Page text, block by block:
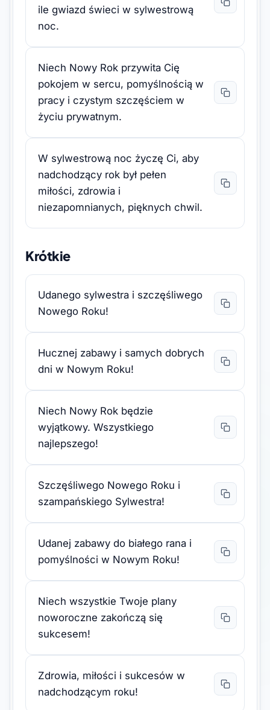
ile gwiazd świeci w sylwestrową
noc.
Niech Nowy Rok przywita Cię
pokojem w sercu, pomyślnością w
pracy i czystym szczęściem w
życiu prywatnym.
W sylwestrową noc życzę Ci, aby
nadchodzący rok był pełen
miłości, zdrowia i
niezapomnianych, pięknych chwil.
Krótkie
Udanego sylwestra i szczęśliwego
Nowego Roku!
Hucznej zabawy i samych dobrych
dni w Nowym Roku!
Niech Nowy Rok będzie
wyjątkowy. Wszystkiego
najlepszego!
Szczęśliwego Nowego Roku i
szampańskiego Sylwestra!
Udanej zabawy do białego rana i
pomyślności w Nowym Roku!
Niech wszystkie Twoje plany
noworoczne zakończą się
sukcesem!
Zdrowia, miłości i sukcesów w
nadchodzącym roku!